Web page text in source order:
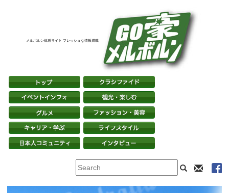
メルボルン体感サイト フレッシュな情報満載